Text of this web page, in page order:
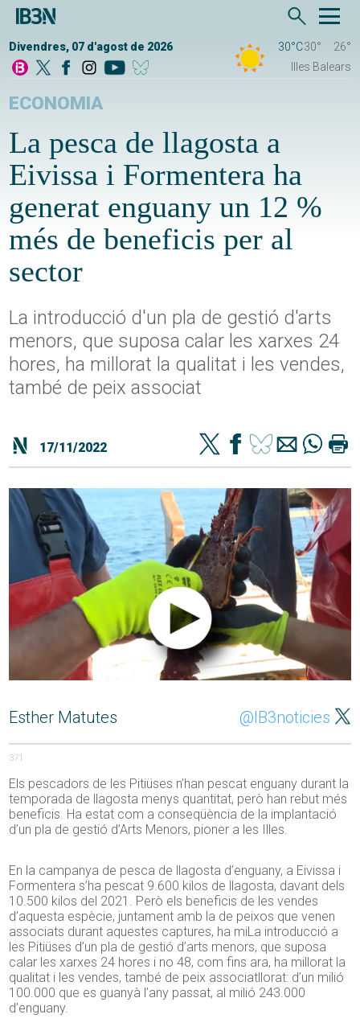
Divendres, 07 d'agost de 2026 30°C30°
26°
Illes Balears
ECONOMIA
La pesca de llagosta a
Eivissa i Formentera ha
generat enguany un 12 %
més de beneficis per al
sector
La introducció d'un pla de gestió d'arts
menors, que suposa calar les xarxes 24
hores, ha millorat la qualitat i les vendes,
també de peix associat
17/11/2022
Esther Matutes @IB3noticies
371
Els pescadors de les Pitiüses n’han pescat enguany durant la
temporada de llagosta menys quantitat, però han rebut més
beneficis. Ha estat com a conseqüència de la implantació
d’un pla de gestió d’Arts Menors, pioner a les Illes.
En la campanya de pesca de llagosta d’enguany, a Eivissa i
Formentera s’ha pescat 9.600 kilos de llagosta, davant dels
10.500 kilos del 2021. Però els beneficis de les vendes
d’aquesta espècie, juntament amb la de peixos que venen
associats durant aquestes captures, ha miLa introducció a
les Pitiüses d’un pla de gestió d’arts menors, que suposa
calar les xarxes 24 hores i no 48, com fins ara, ha millorat la
qualitat i les vendes, també de peix associatllorat: d’un milió
100.000 que es guanyà l’any passat, al milió 243.000
d’enguany.